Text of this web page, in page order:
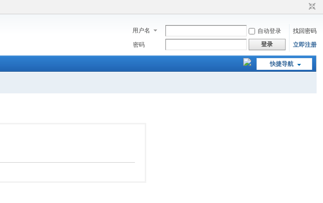
用户名 自动登录
找回密码
密码
登录 立即注册
快捷导航